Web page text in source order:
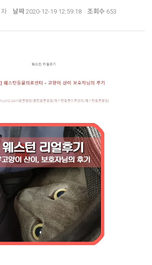
날짜2020-12-19 12:59:18 조회수 653